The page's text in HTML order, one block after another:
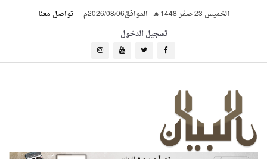
الخميس 23 صفر 1448 هـ -الموافق2026/08/06م
تواصل معنا
تسجيل الدخول